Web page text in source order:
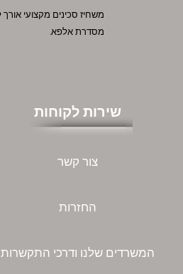
מסדרת אלפא.
שירות לקוחות
צור קשר
החזרות
המשרדים שלנו ודרכי התקשרות